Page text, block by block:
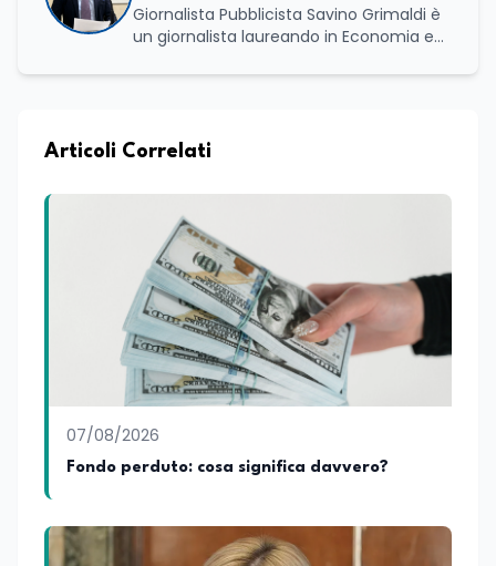
Giornalista Pubblicista Savino Grimaldi è
un giornalista laureando in Economia e
maturata nel settore della formazione.
professionale, distinguendosi per una
attive del lavoro e delle dinamiche che
legano istruzione, occupazione e
sviluppo delle competenze. Alla
preparazione economica e professionale
affianca una grande passione per la
lettura e per il giornalismo, che ne
arricchiscono il profilo umano e
culturale. Spazia con disinvoltura tra
diverse tematiche, offrendo sempre il
proprio punto di vista con equilibrio,
sensibilità e spirito critico.
Articoli Correlati
07/08/2026
Fondo perduto: cosa significa davvero?